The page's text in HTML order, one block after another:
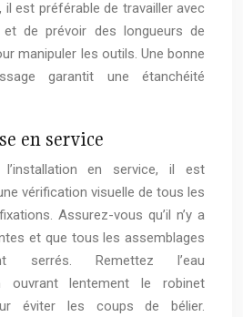
est préférable de travailler avec
de prévoir des longueurs de
manipuler les outils. Une bonne
garantit une étanchéité
en service
en service, il est
vérification visuelle de tous les
Assurez-vous qu’il n’y a
et que tous les assemblages
serrés. Remettez l’eau
ouvrant lentement le robinet
éviter les coups de bélier.